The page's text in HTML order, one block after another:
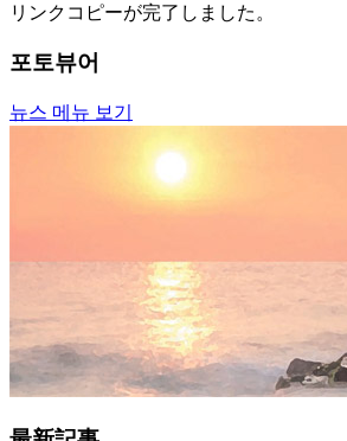
リンクコピーが完了しました。
포토뷰어
뉴스 메뉴 보기